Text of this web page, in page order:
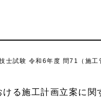
士試験 令和6年度 問71（施工
る施工計画立案に関